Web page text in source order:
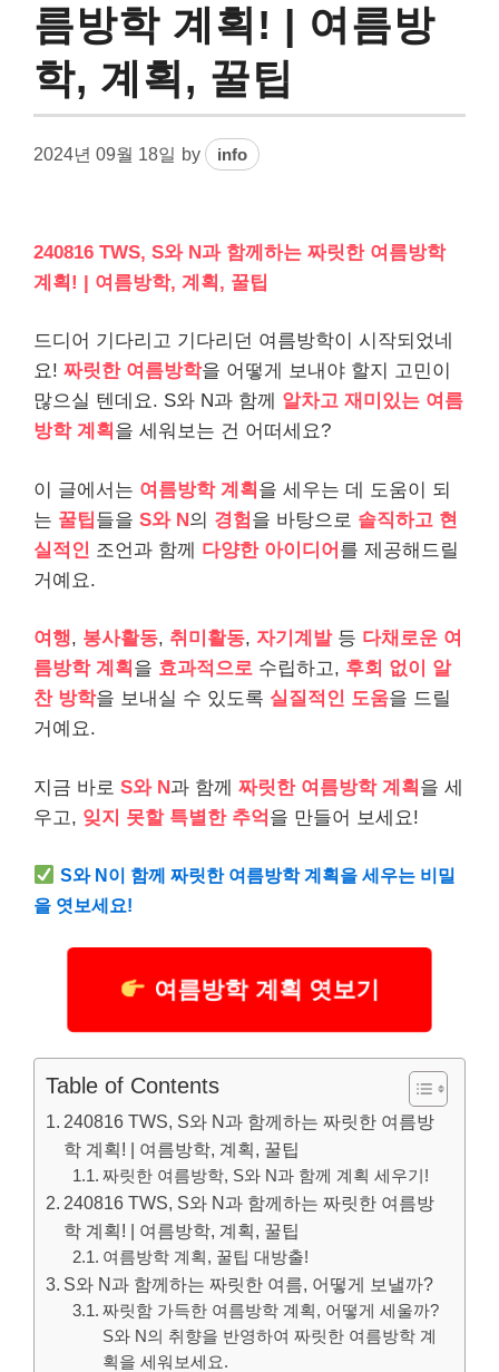
름방학 계획! | 여름방
학, 계획, 꿀팁
2024년 09월 18일 by info
240816 TWS, S와 N과 함께하는 짜릿한 여름방학
계획! | 여름방학, 계획, 꿀팁
드디어 기다리고 기다리던 여름방학이 시작되었네
요! 짜릿한 여름방학을 어떻게 보내야 할지 고민이
많으실 텐데요. S와 N과 함께 알차고 재미있는 여름
방학 계획 을 세워보는 건 어떠세요?
이 글에서는 여름방학 계획 을 세우는 데 도움이 되
는 꿀팁들을 S와 N의 경험을 바탕으로 솔직하고 현
실적인 조언과 함께 다양한 아이디어 를 제공해드릴
거예요.
여행, 봉사활동, 취미활동, 자기계발등 다채로운 여
름방학 계획 을 효과적으로 수립하고, 후회 없이
알
찬 방학을 보내실 수 있도록 실질적인 도움을 드릴
거예요.
지금 바로 S와 N과 함께 짜릿한 여름방학 계획 을 세
우고, 잊지 못할 특별한 추억 을 만들어 보세요!
S와 N이 함께 짜릿한 여름방학 계획을 세우는 비밀
을 엿보세요!
여름방학 계획 엿보기
Table of Contents
240816 TWS, S와 N과 함께하는 짜릿한 여름방
학 계획! | 여름방학, 계획, 꿀팁
짜릿한 여름방학, S와 N과 함께 계획 세우기!
240816 TWS, S와 N과 함께하는 짜릿한 여름방
학 계획! | 여름방학, 계획, 꿀팁
여름방학 계획, 꿀팁 대방출!
S와 N과 함께하는 짜릿한 여름, 어떻게 보낼까?
짜릿함 가득한 여름방학 계획, 어떻게 세울까?
S와 N의 취향을 반영하여 짜릿한 여름방학 계
획을 세워보세요.